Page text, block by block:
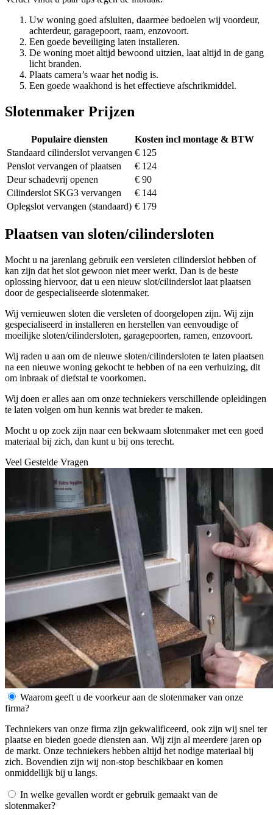
Uw woning goed afsluiten, daarmee bedoelen wij voordeur,
achterdeur, garagepoort, raam, enzovoort.
Een goede beveiliging laten installeren.
De woning moet altijd bewoond uitzien, laat altijd in de gang
licht branden.
Plaats camera’s waar het nodig is.
Een goede waakhond is het effectieve afschrikmiddel.
Slotenmaker Prijzen
Populaire diensten
Kosten incl montage & BTW
Standaard cilinderslot vervangen € 125
Penslot vervangen of plaatsen
€ 124
Deur schadevrij openen
€ 90
Cilinderslot SKG3 vervangen
€ 144
Oplegslot vervangen (standaard) € 179
Plaatsen van sloten/cilindersloten
Mocht u na jarenlang gebruik een versleten cilinderslot hebben of
kan zijn dat het slot gewoon niet meer werkt. Dan is de beste
oplossing hiervoor, dat u een nieuw slot/cilinderslot laat plaatsen
door de gespecialiseerde slotenmaker.
Wij vernieuwen sloten die versleten of doorgelopen zijn. Wij zijn
gespecialiseerd in installeren en herstellen van eenvoudige of
moeilijke sloten/cilindersloten, garagepoorten, ramen, enzovoort.
Wij raden u aan om de nieuwe sloten/cilindersloten te laten plaatsen
na een nieuwe woning gekocht te hebben of na een verhuizing, dit
om inbraak of diefstal te voorkomen.
Wij doen er alles aan om onze techniekers verschillende opleidingen
te laten volgen om hun kennis wat breder te maken.
Mocht u op zoek zijn naar een bekwaam slotenmaker met een goed
materiaal bij zich, dan kunt u bij ons terecht.
Veel Gestelde Vragen
Waarom geeft u de voorkeur aan de slotenmaker van onze
firma?
Techniekers van onze firma zijn gekwalificeerd, ook zijn wij snel ter
plaatse en bieden goede diensten aan. Wij zijn al meerdere jaren op
de markt. Onze techniekers hebben altijd het nodige materiaal bij
zich. Bovendien zijn wij non-stop beschikbaar en komen
onmiddellijk bij u langs.
In welke gevallen wordt er gebruik gemaakt van de
slotenmaker?